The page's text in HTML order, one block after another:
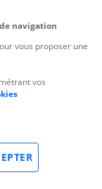
navigation
vous proposer une
vos